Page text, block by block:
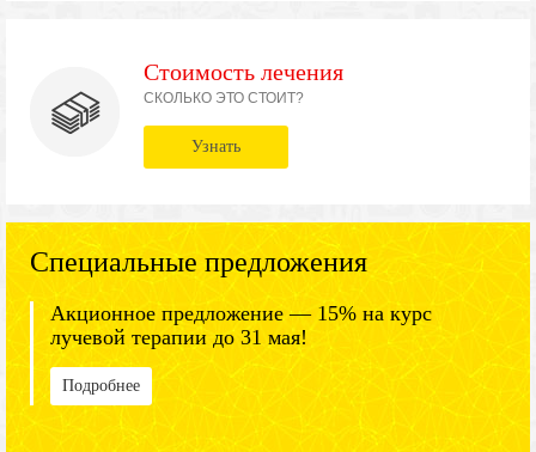
Стоимость лечения
СКОЛЬКО ЭТО СТОИТ?
Узнать
Специальные предложения
Акционное предложение — 15% на курс
лучевой терапии до 31 мая!
Подробнее